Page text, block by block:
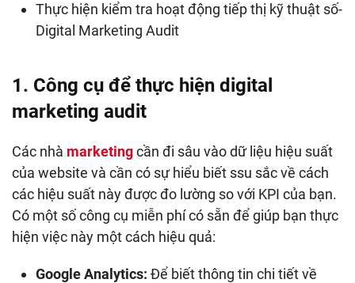
Thực hiện kiểm tra hoạt động tiếp thị kỹ thuật số-
Digital Marketing Audit
1. Công cụ để thực hiện digital
marketing audit
Các nhà marketingcần đi sâu vào dữ liệu hiệu suất
của website và cần có sự hiểu biết ssu sắc về cách
các hiệu suất này được đo lường so với KPI của bạn.
Có một số công cụ miễn phí có sẵn để giúp bạn thực
hiện việc này một cách hiệu quả:
Google Analytics: Để biết thông tin chi tiết về